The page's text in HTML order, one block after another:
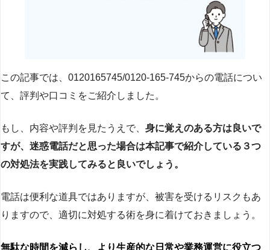
この記事では、0120165745/0120-165-745からの電話につい
て、評判や口コミをご紹介しました。
もし、内容や評判を見たうえで、 身に覚えのある方は良いで
すが、迷惑電話だと思った場合は本記事で紹介している３つ
の対処法を実践してみると良いでしょう。
電話は便利な道具ではありますが、被害を受けるリスクもあ
りますので、適切に対処する術を身に着けておきましょう。
無駄な時間を減らし、より生産的な日常や業務運営に役立つ